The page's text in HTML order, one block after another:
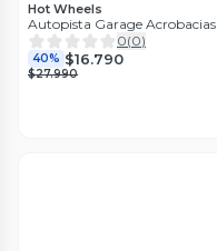
Hot Wheels
Autopista Garage Acrobacias
0(0)
40% $16.790
$27.990